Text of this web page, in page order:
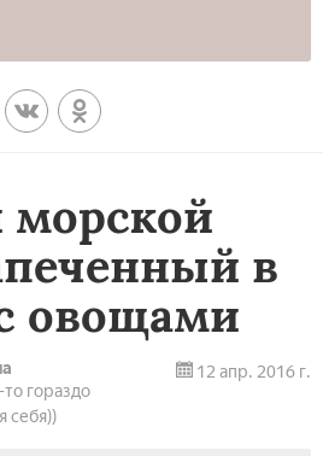
в
овощами
то гораздо
себя))
12 апр. 2016 г.